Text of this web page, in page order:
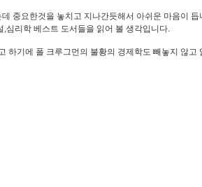
중요한것을 놓치고 지나간듯해서 아쉬운 마음이 듭
심리학 베스트 도서들을 읽어 볼 생각입니다.
하기에 폴 크루그먼의 불황의 경제학도 빼놓지 않고